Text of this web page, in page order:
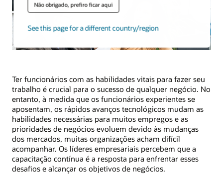
Não obrigado, prefiro ficar aqui
See this page for a different country/region
Ter funcionários com as habilidades vitais para fazer seu
trabalho é crucial para o sucesso de qualquer negócio. No
entanto, à medida que os funcionários experientes se
aposentam, os rápidos avanços tecnológicos mudam as
habilidades necessárias para muitos empregos e as
prioridades de negócios evoluem devido às mudanças
dos mercados, muitas organizações acham difícil
acompanhar. Os líderes empresariais percebem que a
capacitação contínua é a resposta para enfrentar esses
desafios e alcançar os objetivos de negócios.